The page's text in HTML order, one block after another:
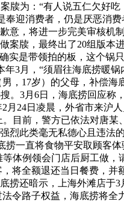
牍为：“有人说五仁欠好
奉迎消费者，仍是厌恶消
意，将进一步完美审核机
案牍，最终出了20组版本
实是带领拍的板，这个锅
年3月，“须眉往海底捞暖
，17岁）的父母，补偿
。3月6日，海底捞回应称
月24日凌晨，外省市来沪
目前，警方已依法对唐
烈此类毫无私德心且违法
捞一直将食物平安取顾客
体例领会门店后厨工做，
将全额退还当日餐费，
捞还暗示，上海外滩店于
令路子权益，海底捞将